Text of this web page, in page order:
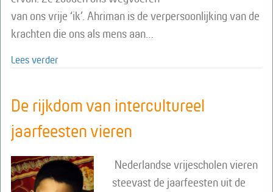
van ons vrije ‘ik’. Ahriman is de verpersoonlijking van de
krachten die ons als mens aan…
Lees verder
De rijkdom van intercultureel
jaarfeesten vieren
Nederlandse vrijescholen vieren
steevast de jaarfeesten uit de